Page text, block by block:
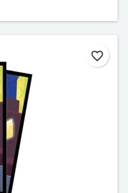
favorite_border